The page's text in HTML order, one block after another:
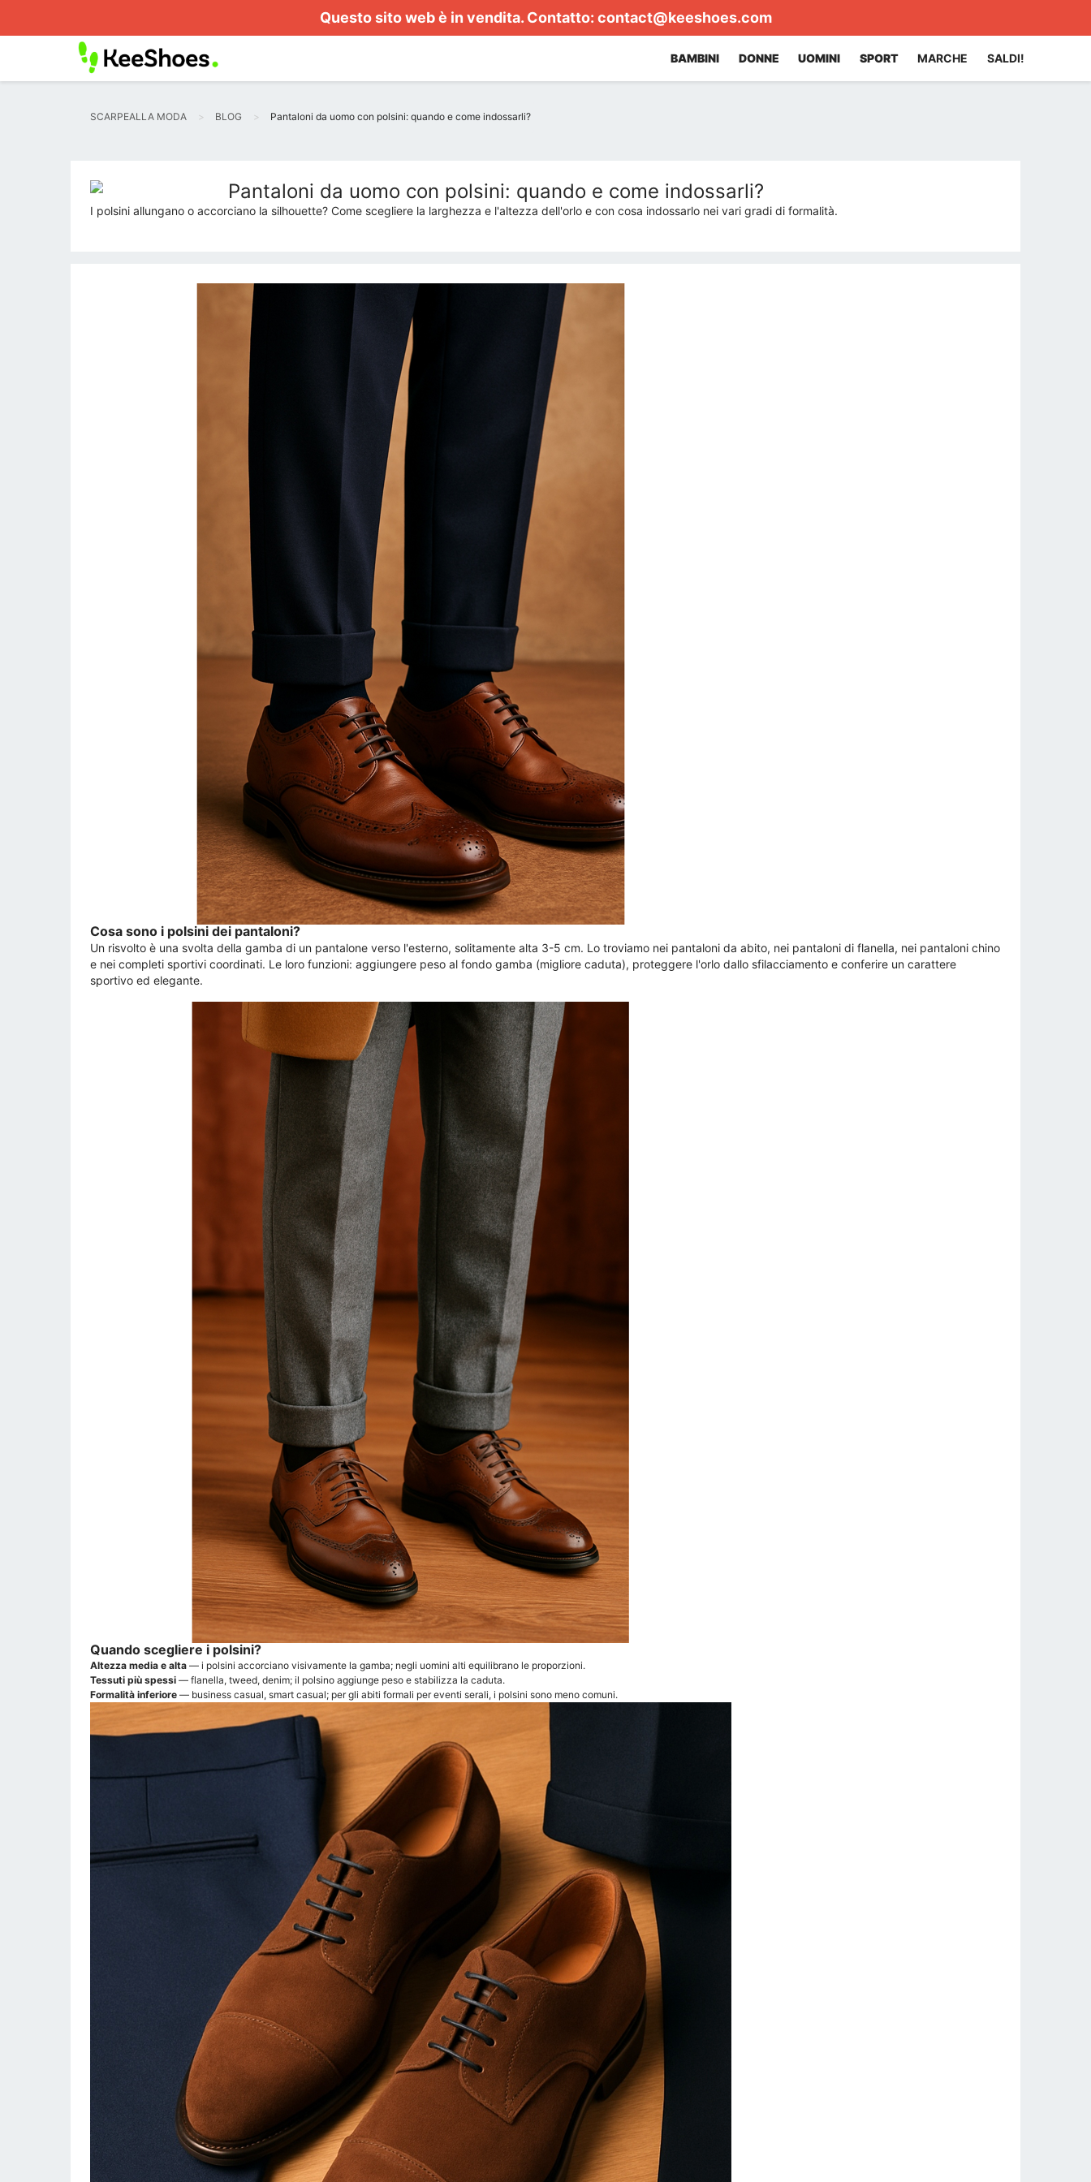
Questo sito web è in vendita. Contatto: contact@keeshoes.com
BAMBINI DONNE UOMINI SPORT MARCHE SALDI!
SCARPEALLA MODA BLOG Pantaloni da uomo con polsini: quando e come indossarli?
Pantaloni da uomo con polsini: quando e come indossarli?
I polsini allungano o accorciano la silhouette? Come scegliere la larghezza e l'altezza dell'orlo e con cosa indossarlo nei vari gradi di formalità.
Cosa sono i polsini dei pantaloni?
Un risvolto è una svolta della gamba di un pantalone verso l'esterno, solitamente alta 3-5 cm. Lo troviamo nei pantaloni da abito, nei pantaloni di flanella, nei pantaloni chino
e nei completi sportivi coordinati. Le loro funzioni: aggiungere peso al fondo gamba (migliore caduta), proteggere l'orlo dallo sfilacciamento e conferire un carattere
sportivo ed elegante.
Quando scegliere i polsini?
Altezza media e alta — i polsini accorciano visivamente la gamba; negli uomini alti equilibrano le proporzioni.
Tessuti più spessi — flanella, tweed, denim; il polsino aggiunge peso e stabilizza la caduta.
Formalità inferiore — business casual, smart casual; per gli abiti formali per eventi serali, i polsini sono meno comuni.